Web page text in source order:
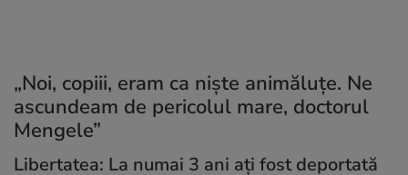
„Noi, copiii, eram ca niște animăluțe. Ne
ascundeam de pericolul mare, doctorul
Mengele”
Libertatea: La numai 3 ani ați fost deportată